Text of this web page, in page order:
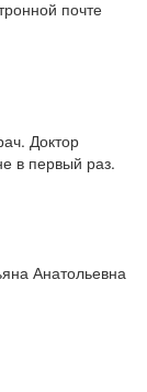
почте
Доктор
в первый раз.
Анатольевна